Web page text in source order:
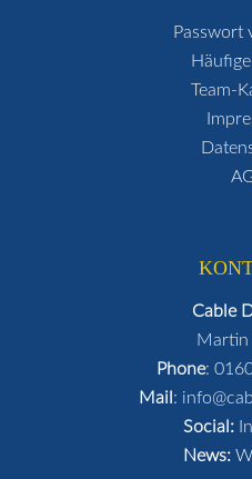
Passwort
Team-
Cable
Martin
Phone:
Mail :
Social:
News: